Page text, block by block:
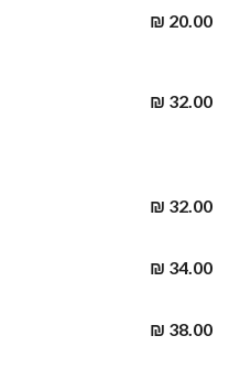
₪ 20.00
₪ 32.00
₪ 32.00
₪ 34.00
₪ 38.00